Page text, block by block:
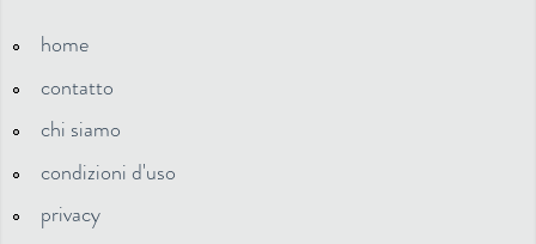
home
contatto
chi siamo
condizioni d'uso
privacy